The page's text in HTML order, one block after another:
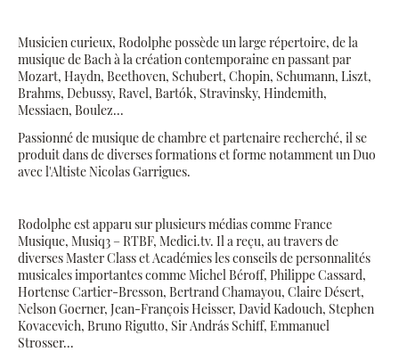
Musicien curieux, Rodolphe possède un large répertoire, de la
musique de Bach à la création contemporaine en passant par
Mozart, Haydn, Beethoven, Schubert, Chopin, Schumann, Liszt,
Brahms, Debussy, Ravel, Bartók, Stravinsky, Hindemith,
Messiaen, Boulez...
Passionné de musique de chambre et partenaire recherché, il se
produit dans de diverses formations et forme notamment un Duo
avec l'Altiste Nicolas Garrigues.
Rodolphe est apparu sur plusieurs médias comme France
Musique, Musiq3 – RTBF, Medici.tv. Il a reçu, au travers de
diverses Master Class et Académies les conseils de personnalités
musicales importantes comme Michel Béroff, Philippe Cassard,
Hortense Cartier-Bresson, Bertrand Chamayou, Claire Désert,
Nelson Goerner, Jean-François Heisser, David Kadouch, Stephen
Kovacevich, Bruno Rigutto, Sir András Schiff, Emmanuel
Strosser...